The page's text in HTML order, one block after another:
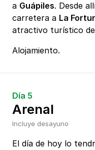
a Guápiles. Desde
carretera a La
atractivo turístico
Alojamiento.
Día 5
Arenal
Incluye desayuno
El día de hoy lo